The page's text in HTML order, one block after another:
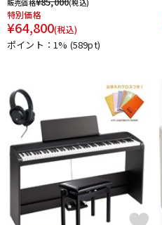
販売価格 (税込)
特別価格
¥64,800(税込)
ポイント：1% (589pt)